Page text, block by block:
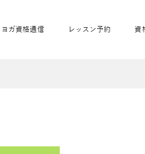
ヨガ資格通信 レッスン予約 資
ス